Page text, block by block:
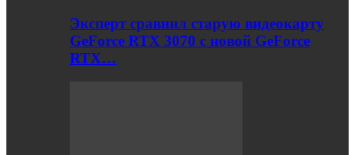
Эксперт сравнил старую видеокарту
GeForce RTX 3070 с новой GeForce
RTX…